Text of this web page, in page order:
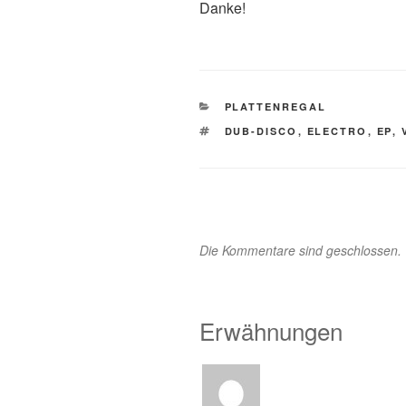
Danke!
KATEGORIEN
PLATTENREGAL
SCHLAGWÖRTER
DUB-DISCO , ELECTRO , EP,
Die Kommentare sind geschlossen.
Erwähnungen